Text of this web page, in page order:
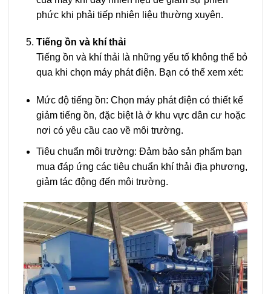
phức khi phải tiếp nhiên liệu thường xuyên.
Tiếng ồn và khí thải
Tiếng ồn và khí thải là những yếu tố không thể bỏ
qua khi chọn máy phát điện. Bạn có thể xem xét:
Mức độ tiếng ồn: Chọn máy phát điện có thiết kế
giảm tiếng ồn, đặc biệt là ở khu vực dân cư hoặc
nơi có yêu cầu cao về môi trường.
Tiêu chuẩn môi trường: Đảm bảo sản phẩm bạn
mua đáp ứng các tiêu chuẩn khí thải địa phương,
giảm tác động đến môi trường.